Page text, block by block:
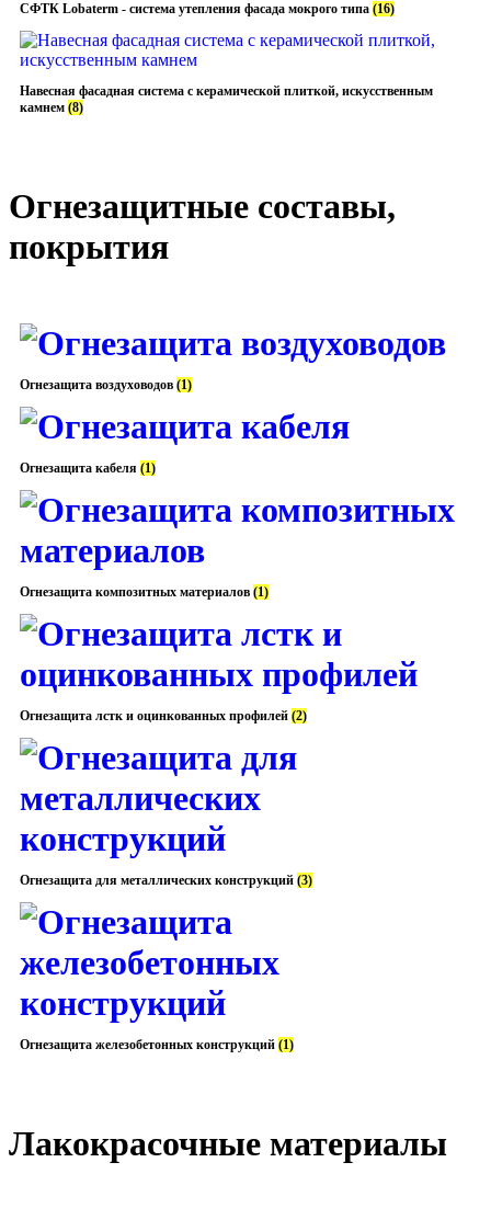
СФТК Lobaterm - система утепления фасада мокрого типа (16)
Навесная фасадная система с керамической плиткой, искусственным
камнем (8)
Огнезащитные составы,
покрытия
Огнезащита воздуховодов (1)
Огнезащита кабеля (1)
Огнезащита композитных материалов (1)
Огнезащита лстк и оцинкованных профилей (2)
Огнезащита для металлических конструкций (3)
Огнезащита железобетонных конструкций (1)
Лакокрасочные материалы